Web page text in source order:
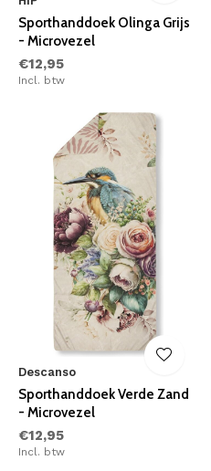
Sporthanddoek Olinga Grijs
- Microvezel
€12,95
Incl. btw
Descanso
Sporthanddoek Verde Zand
- Microvezel
€12,95
Incl. btw